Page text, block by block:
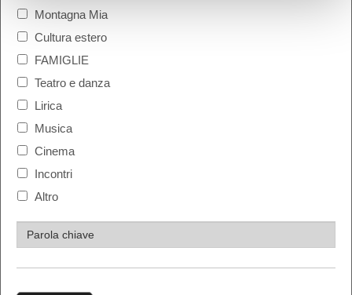
Montagna Mia
Cultura estero
FAMIGLIE
Teatro e danza
Lirica
Musica
Cinema
Incontri
Altro